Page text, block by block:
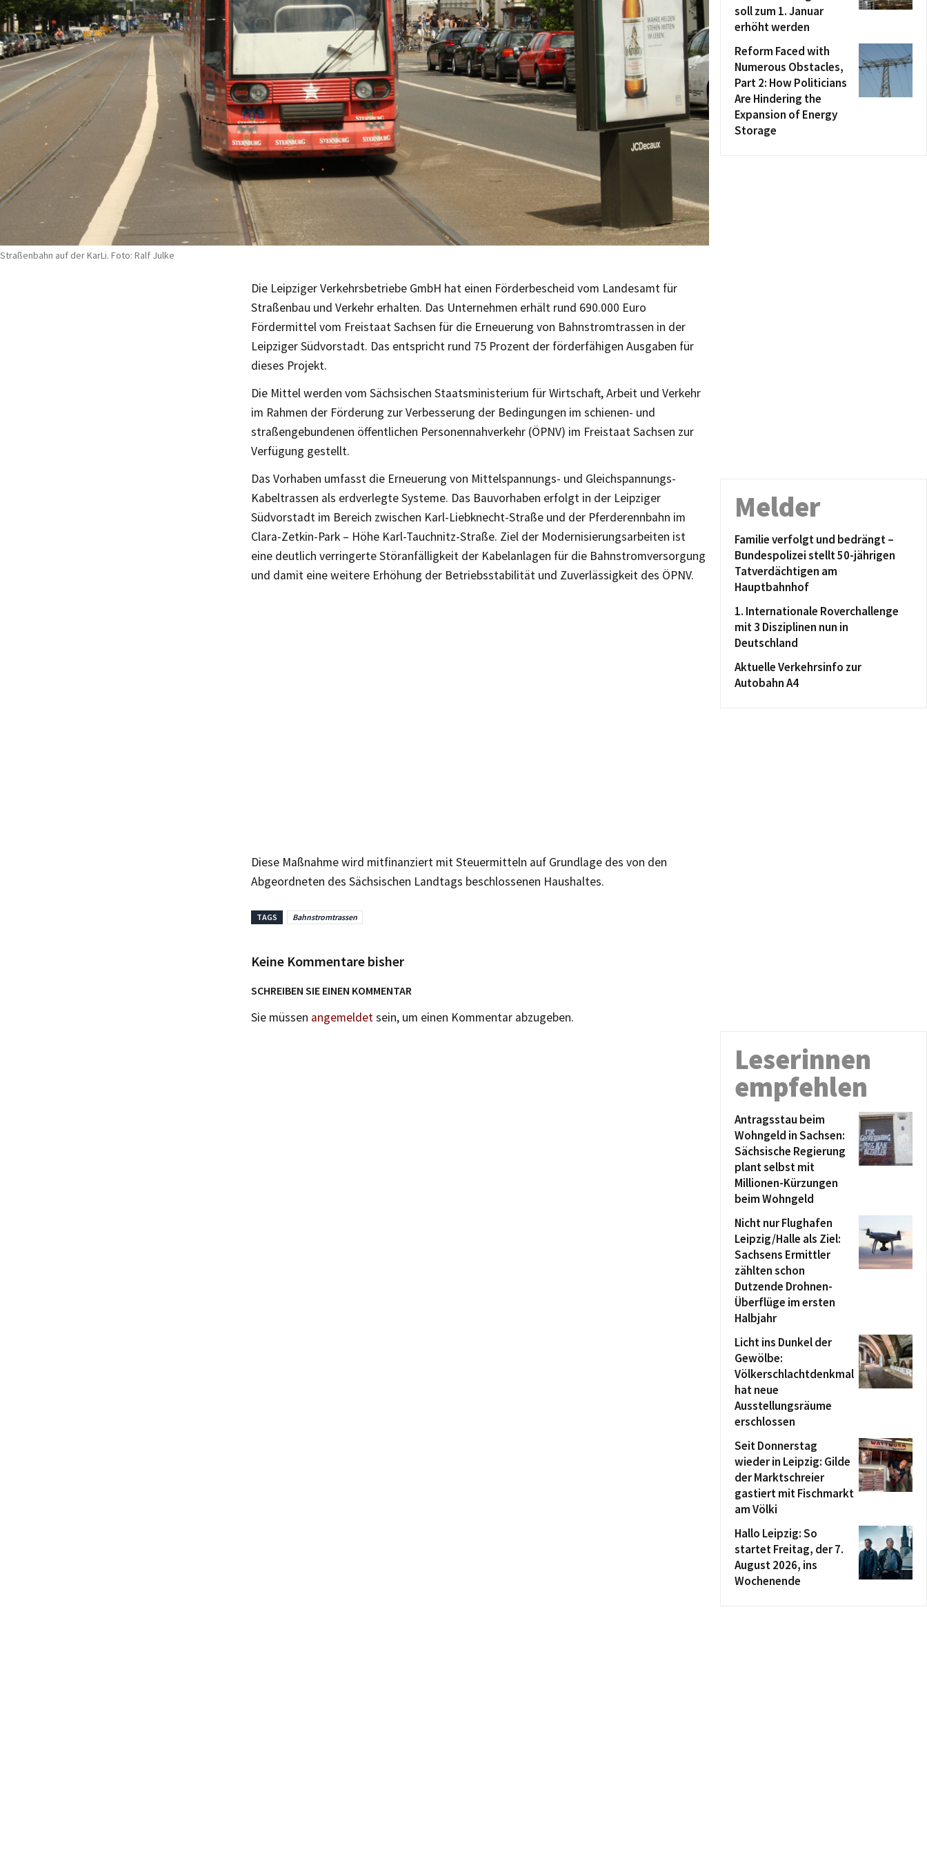
Straßenbahn auf der KarLi. Foto: Ralf Julke
Die Leipziger Verkehrsbetriebe GmbH hat einen Förderbescheid vom Landesamt für
Straßenbau und Verkehr erhalten. Das Unternehmen erhält rund 690.000 Euro
Fördermittel vom Freistaat Sachsen für die Erneuerung von Bahnstromtrassen in der
Leipziger Südvorstadt. Das entspricht rund 75 Prozent der förderfähigen Ausgaben für
dieses Projekt.
Die Mittel werden vom Sächsischen Staatsministerium für Wirtschaft, Arbeit und Verkehr
im Rahmen der Förderung zur Verbesserung der Bedingungen im schienen- und
straßengebundenen öffentlichen Personennahverkehr (ÖPNV) im Freistaat Sachsen zur
Verfügung gestellt.
Das Vorhaben umfasst die Erneuerung von Mittelspannungs- und Gleichspannungs-
Kabeltrassen als erdverlegte Systeme. Das Bauvorhaben erfolgt in der Leipziger
Südvorstadt im Bereich zwischen Karl-Liebknecht-Straße und der Pferderennbahn im
Clara-Zetkin-Park – Höhe Karl-Tauchnitz-Straße. Ziel der Modernisierungsarbeiten ist
eine deutlich verringerte Störanfälligkeit der Kabelanlagen für die Bahnstromversorgung
und damit eine weitere Erhöhung der Betriebsstabilität und Zuverlässigkeit des ÖPNV.
Diese Maßnahme wird mitfinanziert mit Steuermitteln auf Grundlage des von den
Abgeordneten des Sächsischen Landtags beschlossenen Haushaltes.
TAGS Bahnstromtrassen
Keine Kommentare bisher
SCHREIBEN SIE EINEN KOMMENTAR
Sie müssen angemeldetsein, um einen Kommentar abzugeben.
soll zum 1. Januar
erhöht werden
Reform Faced with
Numerous Obstacles,
Part 2: How Politicians
Are Hindering the
Expansion of Energy
Storage
Melder
Familie verfolgt und bedrängt –
Bundespolizei stellt 50-jährigen
Tatverdächtigen am
Hauptbahnhof
1. Internationale Roverchallenge
mit 3 Disziplinen nun in
Deutschland
Aktuelle Verkehrsinfo zur
Autobahn A4
Leserinnen
empfehlen
Antragsstau beim
Wohngeld in Sachsen:
Sächsische Regierung
plant selbst mit
Millionen-Kürzungen
beim Wohngeld
Nicht nur Flughafen
Leipzig/Halle als Ziel:
Sachsens Ermittler
zählten schon
Dutzende Drohnen-
Überflüge im ersten
Halbjahr
Licht ins Dunkel der
Gewölbe:
Völkerschlachtdenkmal
hat neue
Ausstellungsräume
erschlossen
Seit Donnerstag
wieder in Leipzig: Gilde
der Marktschreier
gastiert mit Fischmarkt
am Völki
Hallo Leipzig: So
startet Freitag, der 7.
August 2026, ins
Wochenende